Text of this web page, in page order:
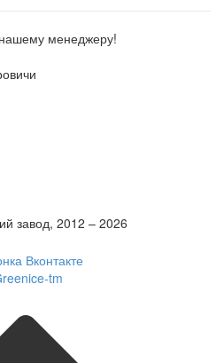
менеджеру!
завод, 2012 – 2026
tm